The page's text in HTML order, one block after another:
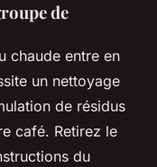
de
chaude entre en
un nettoyage
de résidus
café. Retirez le
du